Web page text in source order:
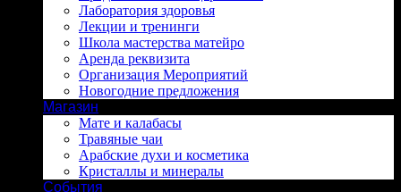
Лаборатория здоровья
Лекции и тренинги
Школа мастерства матейро
Аренда реквизита
Организация Мероприятий
Новогодние предложения
Магазин
Мате и калабасы
Травяные чаи
Арабские духи и косметика
Кристаллы и минералы
События